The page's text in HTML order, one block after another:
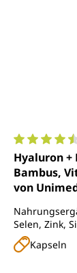
Hyaluron +
Bambus,
von
Selen, Zink,
Acerola
Kapseln